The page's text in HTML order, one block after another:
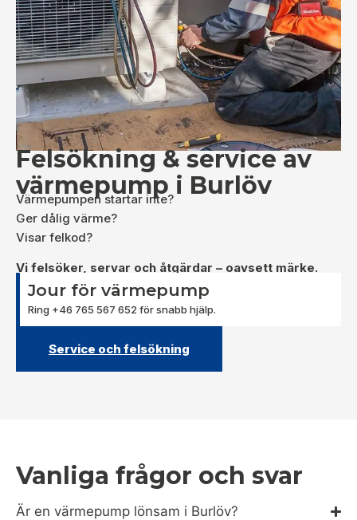
Felsökning & service av
värmepump i Burlöv
Värmepumpen startar inte?
Ger dålig värme?
Visar felkod?
Vi felsöker, servar och åtgärdar – oavsett märke.
Jour för värmepump
Ring +46 765 567 652 för snabb hjälp.
Service och felsökning
Vanliga frågor och svar
Är en värmepump lönsam i Burlöv?